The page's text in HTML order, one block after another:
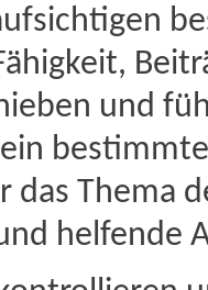
und
das Thema
helfende